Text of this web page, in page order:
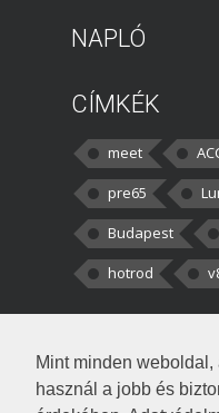
Mint minden
használ a jobb és
NAPLÓ
CÍMKÉK
meet
pre65
Budapest
hotrod
kortisz:
darabbaal